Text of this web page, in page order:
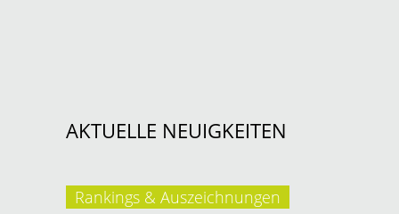
AKTUELLE NEUIGKEITEN
Rankings & Auszeichnungen